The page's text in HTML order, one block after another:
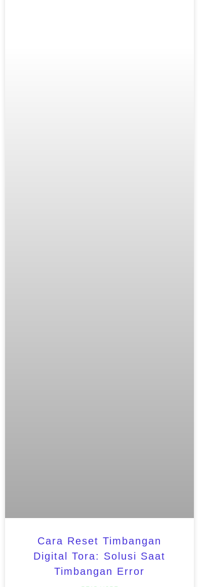
Cara Reset Timbangan
Digital Tora: Solusi Saat
Timbangan Error